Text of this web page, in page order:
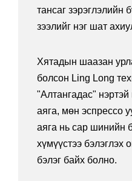
тансаг зэрэглэлийн
зээлийг нэг шат
Хятадын шаазан
болсон Ling Long
"Алтангадас"
аяга, мөн эспрессо
аяга нь сар шинийн
хүмүүстээ бэлэглэх
бэлэг байх болно.